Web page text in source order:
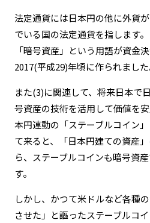
法定通貨には日本円の他に外貨
でいる国の法定通貨を指します
「暗号資産」という用語が資金
2017(平成29)年頃に作られました
また(3)に関連して、将来日本で
号資産の技術を活用して価値を
本円連動の「ステーブルコイン
て来ると、「日本円建ての資産
ら、ステーブルコインも暗号資
す。
しかし、かつて米ドルなど各種
させた」と謳ったステーブルコ